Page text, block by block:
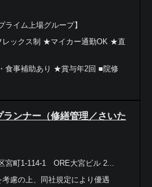
イム上場グループ】
ックス制 ★マイカー通勤OK ★直
食事補助あり ★賞与年2回 ■院修
ランナー（修繕管理／さいた
宮町1-114-1 ORE大宮ビル 2...
慮の上、同社規定により優遇